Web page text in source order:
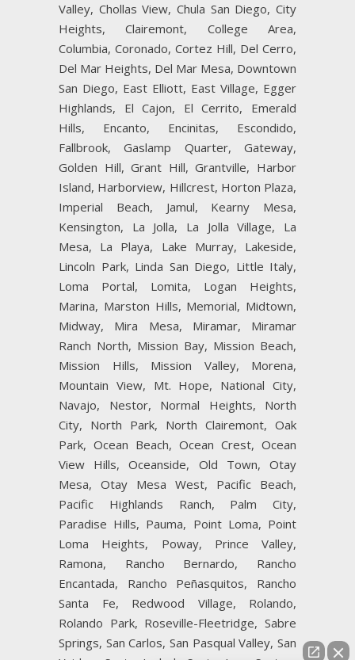
Valley, Chollas View, Chula San Diego, City
Heights, Clairemont, College Area,
Columbia, Coronado, Cortez Hill, Del Cerro,
Del Mar Heights, Del Mar Mesa, Downtown
San Diego, East Elliott, East Village, Egger
Highlands, El Cajon, El Cerrito, Emerald
Hills, Encanto, Encinitas, Escondido,
Fallbrook, Gaslamp Quarter, Gateway,
Golden Hill, Grant Hill, Grantville, Harbor
Island, Harborview, Hillcrest, Horton Plaza,
Imperial Beach, Jamul, Kearny Mesa,
Kensington, La Jolla, La Jolla Village, La
Mesa, La Playa, Lake Murray, Lakeside,
Lincoln Park, Linda San Diego, Little Italy,
Loma Portal, Lomita, Logan Heights,
Marina, Marston Hills, Memorial, Midtown,
Midway, Mira Mesa, Miramar, Miramar
Ranch North, Mission Bay, Mission Beach,
Mission Hills, Mission Valley, Morena,
Mountain View, Mt. Hope, National City,
Navajo, Nestor, Normal Heights, North
City, North Park, North Clairemont, Oak
Park, Ocean Beach, Ocean Crest, Ocean
View Hills, Oceanside, Old Town, Otay
Mesa, Otay Mesa West, Pacific Beach,
Pacific Highlands Ranch, Palm City,
Paradise Hills, Pauma, Point Loma, Point
Loma Heights, Poway, Prince Valley,
Ramona, Rancho Bernardo, Rancho
Encantada, Rancho Peñasquitos, Rancho
Santa Fe, Redwood Village, Rolando,
Rolando Park, Roseville-Fleetridge, Sabre
Springs, San Carlos, San Pasqual Valley, San